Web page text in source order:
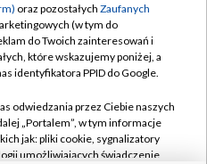
zgody
oraz pozostałych Zaufanych
(w tym do
do Twoich zainteresowań i
które wskazujemy poniżej, a
identyfikatora PPID do Google.
odwiedzania przez Ciebie naszych
„Portalem”, w tym informacje
jak: pliki cookie, sygnalizatory
umożliwiających świadczenie